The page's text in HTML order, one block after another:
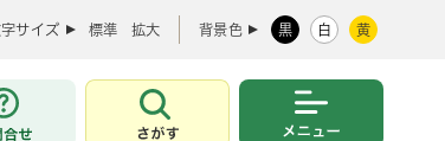
サイズ 標準 拡大 背景色 黒 白 黄
お問合せ
さがす